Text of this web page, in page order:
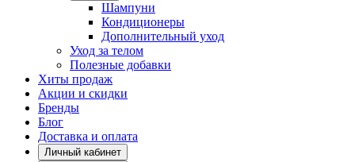
Шампуни
Кондиционеры
Дополнительный уход
Уход за телом
Полезные добавки
Хиты продаж
Акции и скидки
Бренды
Блог
Доставка и оплата
Личный кабинет